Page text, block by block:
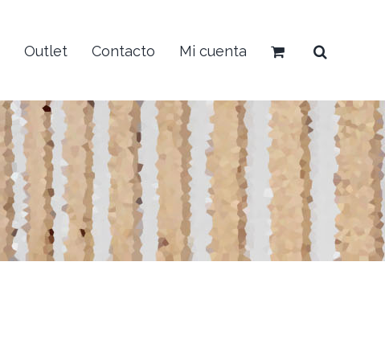
Outlet Contacto Mi cuenta